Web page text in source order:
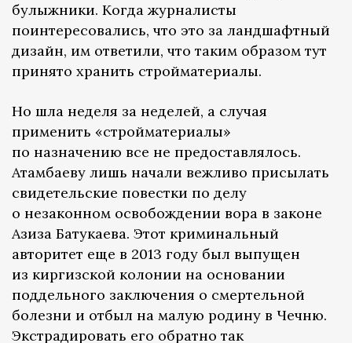
булыжники. Когда журналисты
поинтересовались, что это за ландшафтный
дизайн, им ответили, что таким образом тут
принято хранить стройматериалы.
Но шла неделя за неделей, а случая
применить «стройматериалы»
по назначению все не предоставлялось.
Атамбаеву лишь начали вежливо присылать
свидетельские повестки по делу
о незаконном освобождении вора в законе
Азиза Батукаева. Этот криминальный
авторитет еще в 2013 году был выпущен
из киргизской колонии на основании
поддельного заключения о смертельной
болезни и отбыл на малую родину в Чечню.
Экстрадировать его обратно так